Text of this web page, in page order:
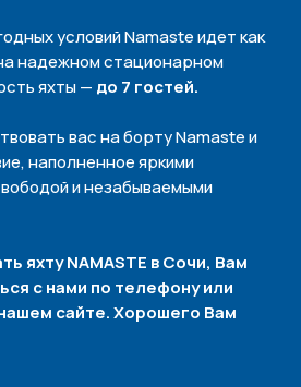
условий Namaste идет как
надежном стационарном
яхты — до 7 гостей.
вас на борту Namaste и
наполненное яркими
и незабываемыми
яхту NAMASTE в Сочи, Вам
с нами по телефону или
нашем сайте. Хорошего Вам